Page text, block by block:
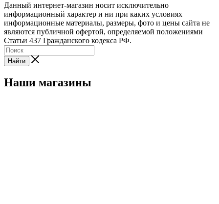
Данный интернет-магазин носит исключительно
информационный характер и ни при каких условиях
информационные материалы, размеры, фото и цены сайта не
являются публичной офертой, определяемой положениями
Статьи 437 Гражданского кодекса РФ.
Найти
Наши магазины